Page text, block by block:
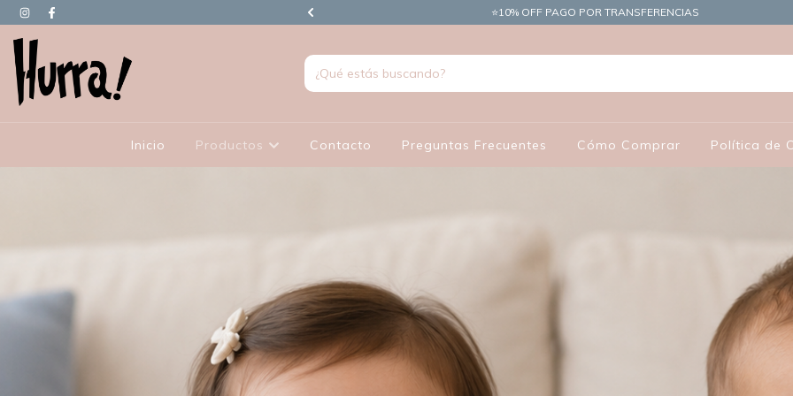
EN ADELANTE TIENEN REGALO ​⭐10% OFF PAGO POR TRANSFERENCIAS
Inicio Productos Contacto Preguntas Frecuentes Cómo Comprar Política de